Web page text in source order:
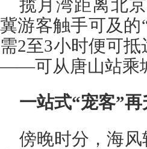
揽月湾距离北
冀游客触手可及的
需2至3小时便可
——可从唐山站乘
一站式“宠客”再
傍晚时分，海